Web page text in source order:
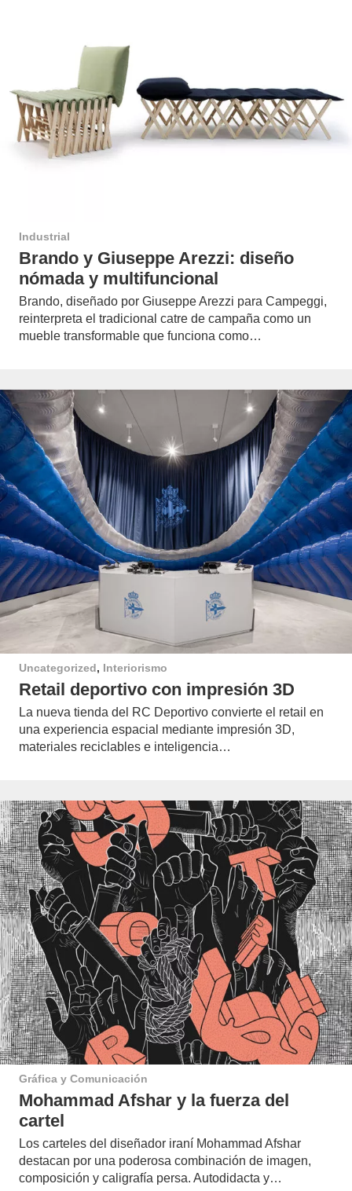
Industrial
Brando y Giuseppe Arezzi: diseño
nómada y multifuncional
Brando, diseñado por Giuseppe Arezzi para Campeggi,
reinterpreta el tradicional catre de campaña como un
mueble transformable que funciona como…
Uncategorized, Interiorismo
Retail deportivo con impresión 3D
La nueva tienda del RC Deportivo convierte el retail en
una experiencia espacial mediante impresión 3D,
materiales reciclables e inteligencia…
Gráfica y Comunicación
Mohammad Afshar y la fuerza del
cartel
Los carteles del diseñador iraní Mohammad Afshar
destacan por una poderosa combinación de imagen,
composición y caligrafía persa. Autodidacta y…